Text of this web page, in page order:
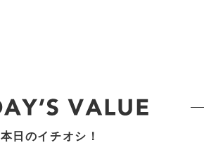
本日のイチオシ！